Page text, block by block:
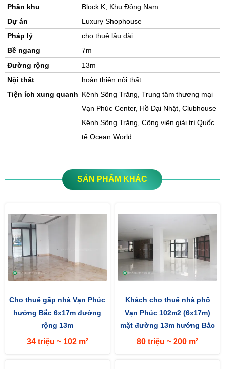
Phân khu
Block K, Khu Đông Nam
Dự án
Luxury Shophouse
Pháp lý
cho thuê lâu dài
Bề ngang
7m
Đường rộng
13m
Nội thất
hoàn thiện nội thất
Tiện ích xung quanh Kênh Sông Trăng, Trung tâm thương mại
Vạn Phúc Center, Hồ Đại Nhật, Clubhouse
Kênh Sông Trăng, Công viên giải trí Quốc
tế Ocean World
SẢN PHẨM KHÁC
Cho thuê gấp nhà Vạn Phúc
hướng Bắc 6x17m đường
rộng 13m
34 triệu ~ 102 m²
Khách cho thuê nhà phố
Vạn Phúc 102m2 (6x17m)
mặt đường 13m hướng Bắc
80 triệu ~ 200 m²